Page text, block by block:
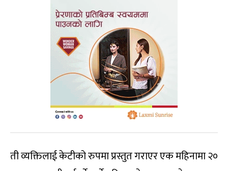
ती व्यक्तिलाई केटीको रुपमा प्रस्तुत गराएर एक महिनामा २०